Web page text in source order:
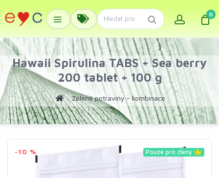
0
Hawaii Spirulina TABS + Sea berry
200 tablet + 100 g
Zelené potraviny - kombinace
-10 % Pouze pro členy